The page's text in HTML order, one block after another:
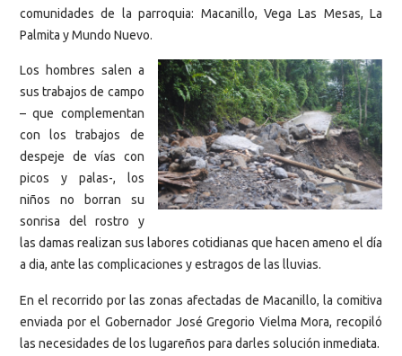
comunidades de la parroquia: Macanillo, Vega Las Mesas, La
Palmita y Mundo Nuevo.
Los hombres salen a
sus trabajos de campo
– que complementan
con los trabajos de
despeje de vías con
picos y palas-, los
niños no borran su
sonrisa del rostro y
las damas realizan sus labores cotidianas que hacen ameno el día
a dia, ante las complicaciones y estragos de las lluvias.
En el recorrido por las zonas afectadas de Macanillo, la comitiva
enviada por el Gobernador José Gregorio Vielma Mora, recopiló
las necesidades de los lugareños para darles solución inmediata.